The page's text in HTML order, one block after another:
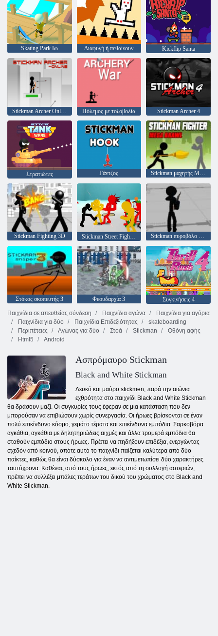
Skating Park Ιω Διαφυγή ή πεθαίνουν Kickflip Santa
Stickman Archer Online Πόλεμος με τοξοβολία Stickman Archer 4
Στρατιώτες Γάντζος Stickman μαχητής Mega φιλονικία
Stickman Fighting 3D Stickman Street Fighting 3D Stickman πυροβόλο όπλο 3D
Στόκος σκοπευτής 3 Φεουδαρχία 3
Συγκινήσεις 4
Παιχνίδια σε απευθείας σύνδεση
Παιχνίδια αγώνα
Παιχνίδια για αγόρια
Παιχνίδια για δύο
Παιχνίδια Επιδεξιότητας
skateboarding
Περιπέτειες
Αγώνας για δύο Στοά Stickman
Οθόνη αφής
Html5
Android
Ασπρόμαυρο Stickman
Black and White Stickman
Λευκό και μαύρο stickmen, παρά την αιώνια
εχθρότητα στο παιχνίδι Black and White Stickman
θα δράσουν μαζί. Οι συγκυρίες τους έφεραν σε μια κατάσταση που δεν
μπορούσαν να επιβιώσουν χωρίς συνεργασία. Οι ήρωες βρίσκονται σε έναν
πολύ επικίνδυνο κόσμο, γεμάτο τέρατα και επικίνδυνα εμπόδια. Σαρκοβόρα
αγκάθια, αγκάθια με δηλητηριώδεις αιχμές και άλλα τρομερά εμπόδια θα
σταθούν εμπόδιο στους ήρωες. Πρέπει να πηδήξουν επιδέξια, ενεργώντας
σχεδόν από κοινού, οπότε αυτό το παιχνίδι παίζεται καλύτερα από δύο
παίκτες, καθώς θα είναι δύσκολο για έναν να αντιμετωπίσει δύο χαρακτήρες
ταυτόχρονα. Καθένας από τους ήρωες, εκτός από τη συλλογή αστεριών,
πρέπει να συλλέξει μπάλες τεράτων του δικού του χρώματος στο Black and
White Stickman.